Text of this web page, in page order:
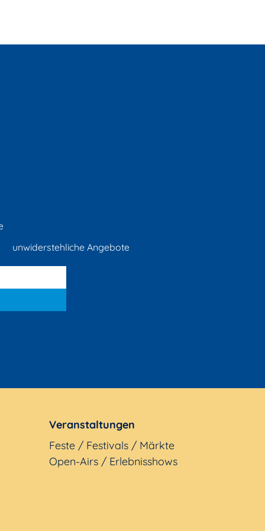
unwiderstehliche Angebote
Veranstaltungen
Feste / Festivals / Märkte
Open-Airs / Erlebnisshows